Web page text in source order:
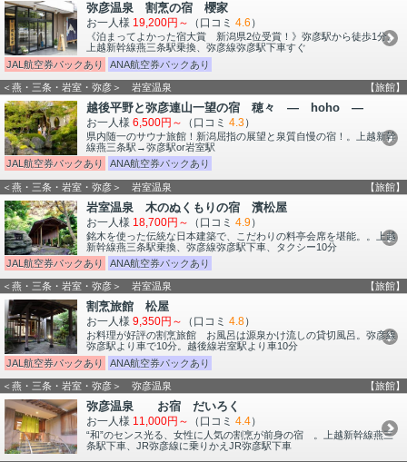
弥彦温泉 割烹の宿 櫻家
お一人様 19,200円～ （口コミ 4.6 ）
《泊まってよかった宿大賞 新潟県2位受賞！》弥彦駅から徒歩1分。
上越新幹線燕三条駅乗換、弥彦線弥彦駅下車すぐ
JAL航空券パックあり
ANA航空券パックあり
＜燕・三条・岩室・弥彦＞ 岩室温泉 【旅館】
越後平野と弥彦連山一望の宿 穂々 ― hoho ―
お一人様 6,500円～ （口コミ 4.3）
県内随一のサウナ旅館！新潟屈指の展望と泉質自慢の宿！。上越新幹
線燕三条駅→弥彦駅or岩室駅
JAL航空券パックあり
ANA航空券パックあり
＜燕・三条・岩室・弥彦＞ 岩室温泉 【旅館】
岩室温泉 木のぬくもりの宿 濱松屋
お一人様 18,700円～ （口コミ 4.9）
銘木を使った伝統な日本建築で、こだわりの料亭会席を堪能。。上越
新幹線燕三条駅乗換、弥彦線弥彦駅下車、タクシー10分
JAL航空券パックあり
ANA航空券パックあり
＜燕・三条・岩室・弥彦＞ 岩室温泉 【旅館】
割烹旅館 松屋
お一人様 9,350円～ （口コミ 4.8）
お料理が好評の割烹旅館 お風呂は源泉かけ流しの貸切風呂。弥彦線
弥彦駅より車で10分。越後線岩室駅より車10分
JAL航空券パックあり
ANA航空券パックあり
＜燕・三条・岩室・弥彦＞ 弥彦温泉 【旅館】
弥彦温泉 お宿 だいろく
お一人様 11,000円～ （口コミ 4.4）
“和”のセンス光る、女性に人気の割烹が前身の宿 。上越新幹線燕三
条駅下車、JR弥彦線に乗りかえJR弥彦駅下車